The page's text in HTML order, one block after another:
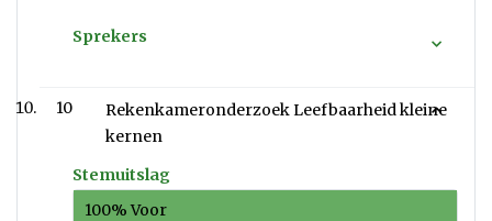
Sprekers
10
Rekenkameronderzoek Leefbaarheid kleine
kernen
Stemuitslag
100% Voor